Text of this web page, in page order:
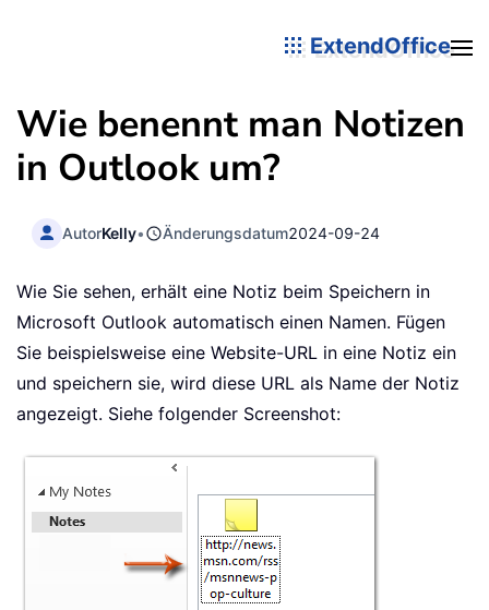
ExtendOffice
Wie benennt man Notizen
in Outlook um?
AutorKelly• Änderungsdatum2024-09-24
Wie Sie sehen, erhält eine Notiz beim Speichern in
Microsoft Outlook automatisch einen Namen. Fügen
Sie beispielsweise eine Website-URL in eine Notiz ein
und speichern sie, wird diese URL als Name der Notiz
angezeigt. Siehe folgender Screenshot: